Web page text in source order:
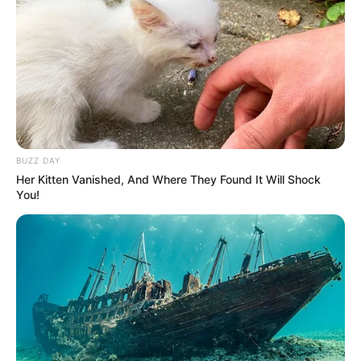
1. Diambil dari ekstrak dari tambang garam terbesar
dan tertua Khewra yang letaknya di Himalaya dekat
dengan Pakistan
(foto: pexels/karolinagrabowska)
BUZZ DAY
Her Kitten Vanished, And Where They Found It Will Shock
You!